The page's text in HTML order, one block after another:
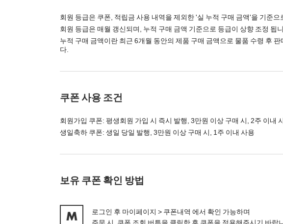
회원 등급은 쿠폰, 적립금 사용 내역을 제외한 '실 누적 구매 금액'을 기준으
회원 등급은 매월 갱신되며, 누적 구매 금액 기준으로 등급이 상향 조정 됩
누적 구매 금액이란 최근 6개월 동안의 제품 구매 금액으로 물품 수령 후
다.
쿠폰 사용 조건
회원가입 쿠폰: 평생회원 가입 시 즉시 발행, 3만원 이상 구매 시, 2주 이내
생일축하 쿠폰: 생일 당일 발행, 3만원 이상 구매 시, 1주 이내 사용
보유 쿠폰 확인 방법
로그인 후 마이페이지 > 쿠폰내역 에서 확인 가능하며